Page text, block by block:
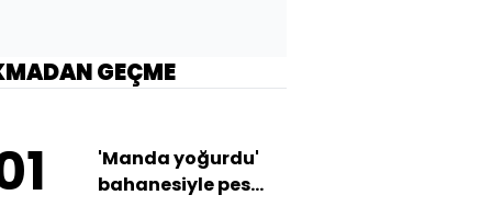
GEÇME
'Manda yoğurdu'
bahanesiyle pes